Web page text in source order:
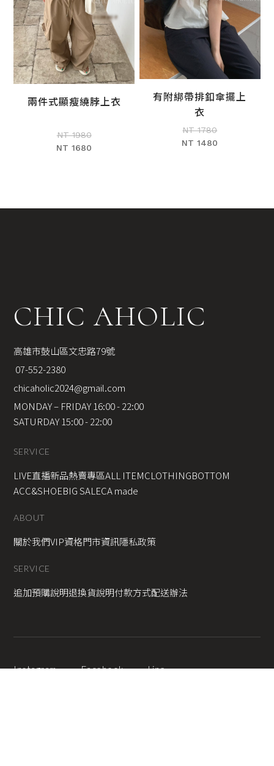
兩件式顯瘦繞脖上衣
NT 1980
NT 1680
加入購物車
有附綁帶排釦傘擺上
衣
NT 1780
NT 1480
CHIC AHOLIC
高雄市鼓山區文忠路79號
07-552-2380
chicaholic2024@gmail.com
MONDAY – FRIDAY 16:00 - 22:00
SATURDAY 15:00 - 22:00
SERVICE
LIVE直播新品熱賣專區ALL ITEMCLOTHINGBOTTOM
ACC&SHOEBIG SALECA made
ABOUT
關於我們VIP資格門市資訊隱私政策
SERVICE
追加預購說明退換貨說明付款方式配送辦法
Instagram Facebook Line